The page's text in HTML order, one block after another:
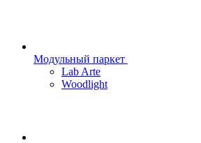
Модульный паркет
Lab Arte
Woodlight